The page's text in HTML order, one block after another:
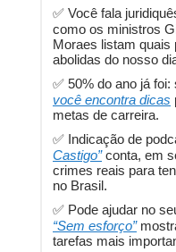
✅ Você fala
como os ministros
Moraes listam
abolidas do nosso
✅ 50% do ano já
você encontra dicas
metas de carreira.
✅ Indicação de
Castigo”conta, em
crimes reais para
no Brasil.
✅ Pode ajudar no
“Sem esforço”
tarefas mais